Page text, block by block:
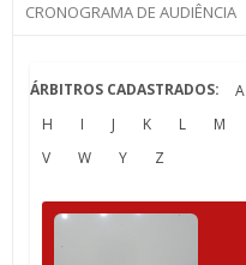
CRONOGRAMA DE AUDIÊNCIA
ÁRBITROS CADASTRADOS: A
H
I J K L M
V
W Y Z